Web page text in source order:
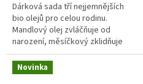
Dárková sada tří nejjemnějších
bio olejů pro celou rodinu.
Mandlový olej zvláčňuje od
narození, měsíčkový zklidňuje
opruzeniny a aloe vera
hloubkově hydratuje. Bezpečná
přírodní...
Novinka